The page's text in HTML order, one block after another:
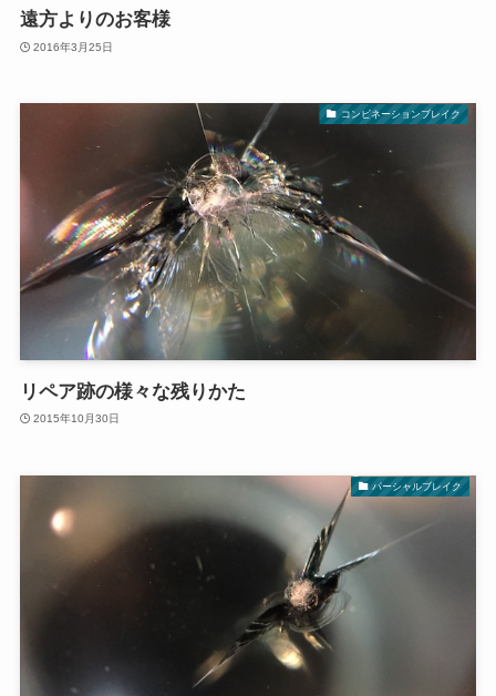
遠方よりのお客様
2016年3月25日
コンビネーションブレイク
リペア跡の様々な残りかた
2015年10月30日
パーシャルブレイク